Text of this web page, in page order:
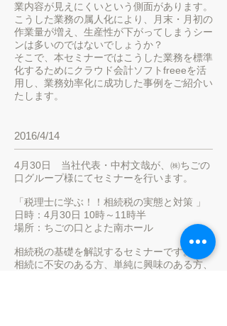
業内容が見えにくいという側面があります。
こうした業務の属人化により、月末・月初の
作業量が増え、生産性が下がってしまうシー
ンは多いのではないでしょうか？
そこで、本セミナーではこうした業務を標準
化するためにクラウド会計ソフトfreeeを活
用し、業務効率化に成功した事例をご紹介い
たします。
2016/4/14
4月30日 当社代表・中村文哉が、㈱ちごの
口グループ様にてセミナーを行います。
「税理士に学ぶ！！相続税の実態と対策 」
日時：4月30日 10時～11時半
場所：ちごの口とよた南ホール
相続税の基礎を解説するセミナーです。
相続に不安のある方、単純に興味のある方、